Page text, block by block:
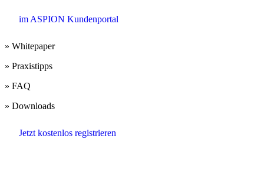
im ASPION Kundenportal
» Whitepaper
» Praxistipps
» FAQ
» Downloads
Jetzt kostenlos registrieren